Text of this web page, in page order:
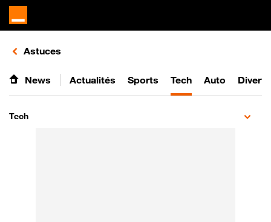
Retours vers le listing d'articles de la catégorie
Astuces
News Actualités Sports Tech Auto
Tech